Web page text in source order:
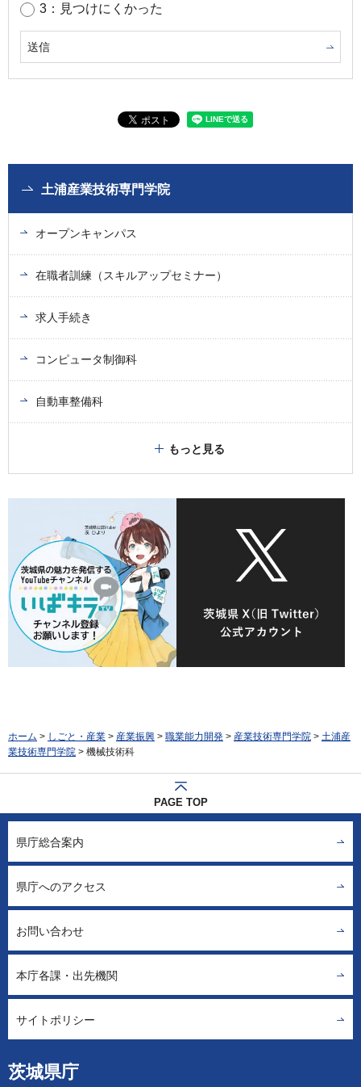
3：見つけにくかった
土浦産業技術専門学院
オープンキャンパス
在職者訓練（スキルアップセミナー）
求人手続き
コンピュータ制御科
自動車整備科
もっと見る
ホーム > しごと・産業 > 産業振興 > 職業能力開発 > 産業技術専門学院 > 土浦産
業技術専門学院 > 機械技術科
PAGE TOP
茨城県庁
県庁総合案内
県庁へのアクセス
お問い合わせ
本庁各課・出先機関
サイトポリシー